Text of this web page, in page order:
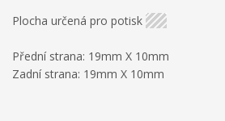
Plocha určená pro potisk
Přední strana: 19mm X 10mm
Zadní strana: 19mm X 10mm